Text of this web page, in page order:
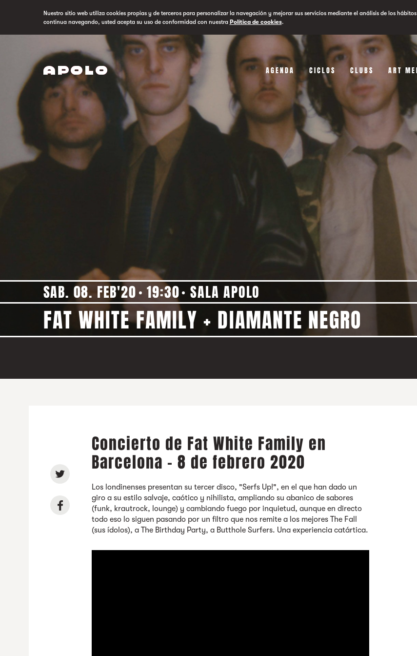
Nuestro sitio web utiliza cookies propias y de terceros para personalizar la navegación y mejorar sus servicios mediante el análisis de los
continua navegando, usted acepta su uso de conformidad con nuestra Política de cookies.
AGENDA CICLOS CLUBS ART
SAB. 08. FEB'20 19:30 SALA APOLO
FAT WHITE FAMILY + DIAMANTE NEGRO
Concierto de Fat White Family en
Barcelona - 8 de febrero 2020
Los londinenses presentan su tercer disco, "Serfs Up!", en el que han dado un
giro a su estilo salvaje, caótico y nihilista, ampliando su abanico de sabores
(funk, krautrock, lounge) y cambiando fuego por inquietud, aunque en directo
todo eso lo siguen pasando por un filtro que nos remite a los mejores The Fall
(sus ídolos), a The Birthday Party, a Butthole Surfers. Una experiencia catártica.